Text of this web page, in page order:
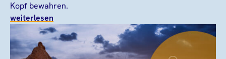
Kopf bewahren.
weiterlesen